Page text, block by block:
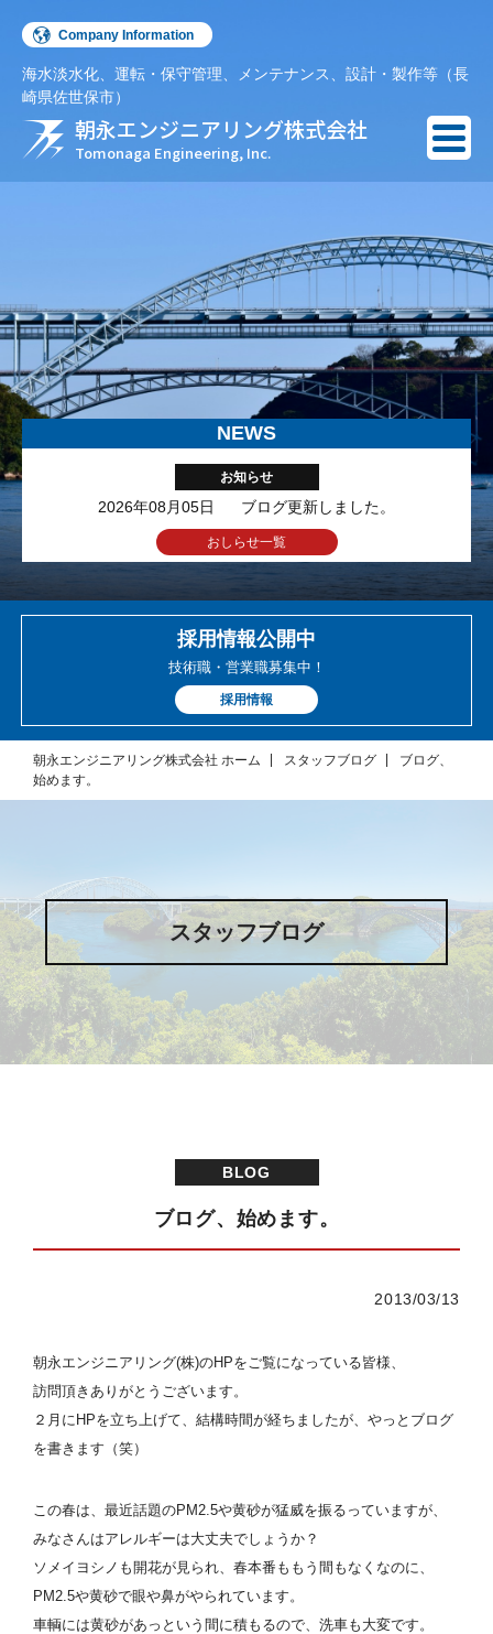
Company Information
English
Español
朝永エンジニアリング株式会社
Tomonaga Engineering, Inc.
海水淡水化、運転・保守管理、メンテナンス、設計・製作等（長
崎県佐世保市）
NEWS
お知らせ
2026年08月05日 ブログ更新しました。
おしらせ一覧
採用情報公開中
技術職・営業職募集中！
採用情報
朝永エンジニアリング株式会社 ホーム スタッフブログ
ブログ、
始めます。
スタッフブログ
BLOG
ブログ、始めます。
2013/03/13
朝永エンジニアリング(株)のHPをご覧になっている皆様、
訪問頂きありがとうございます。
２月にHPを立ち上げて、結構時間が経ちましたが、やっとブログ
を書きます（笑）
この春は、最近話題のPM2.5や黄砂が猛威を振るっていますが、
みなさんはアレルギーは大丈夫でしょうか？
ソメイヨシノも開花が見られ、春本番ももう間もなくなのに、
PM2.5や黄砂で眼や鼻がやられています。
車輌には黄砂があっという間に積もるので、洗車も大変です。